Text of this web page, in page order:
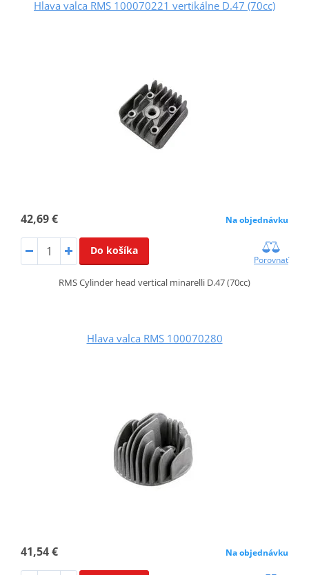
Hlava valca RMS 100070221 vertikálne D.47 (70cc)
42,69 € Na objednávku
Do košíka
Porovnať
RMS Cylinder head vertical minarelli D.47 (70cc)
Hlava valca RMS 100070280
41,54 € Na objednávku